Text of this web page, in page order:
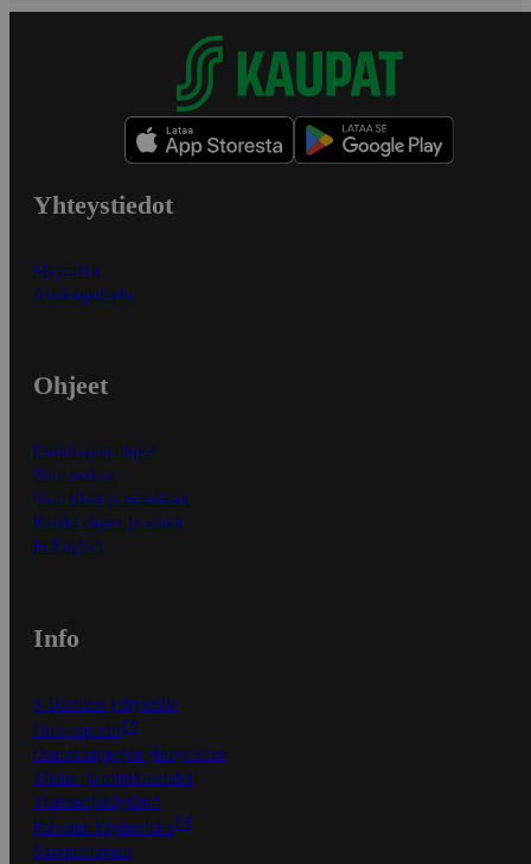
Yhteystiedot
Myymälät
Asiakaspalvelu
Ohjeet
Ensitilaajan ohjeet
Näin maksat
Näin tilaat ja muokkaat
Kaikki ohjeet ja vinkit
In English
Info
S-Business yrityksille
Oiva-raportit
Osuuskauppojen yhteystiedot
Tilaus- ja toimitusehdot
Tietosuojakäytäntö
Palvelun käyttöehdot
Saavutettavuus